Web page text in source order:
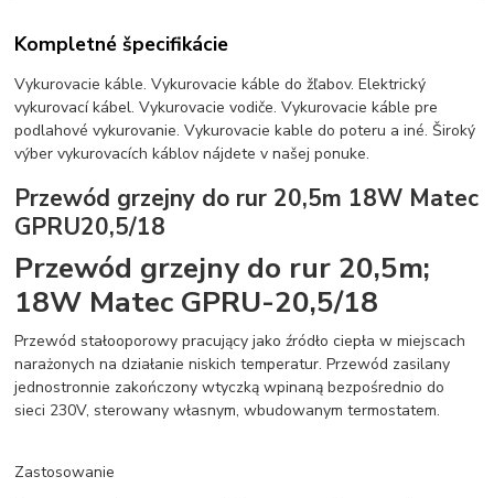
Kompletné špecifikácie
Vykurovacie káble. Vykurovacie káble do žľabov. Elektrický
vykurovací kábel. Vykurovacie vodiče. Vykurovacie káble pre
podlahové vykurovanie. Vykurovacie kable do poteru a iné. Široký
výber vykurovacích káblov nájdete v našej ponuke.
Przewód grzejny do rur 20,5m 18W Matec
GPRU20,5/18
Przewód grzejny do rur 20,5m;
18W Matec GPRU-20,5/18
Przewód stałooporowy pracujący jako źródło ciepła w miejscach
narażonych na działanie niskich temperatur. Przewód zasilany
jednostronnie zakończony wtyczką wpinaną bezpośrednio do
sieci 230V, sterowany własnym, wbudowanym termostatem.
Zastosowanie